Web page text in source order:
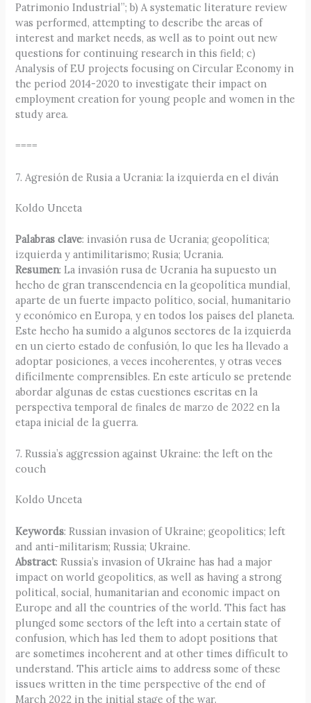
Patrimonio Industrial”; b) A systematic literature review
was performed, attempting to describe the areas of
interest and market needs, as well as to point out new
questions for continuing research in this field; c)
Analysis of EU projects focusing on Circular Economy in
the period 2014-2020 to investigate their impact on
employment creation for young people and women in the
study area.
====
7. Agresión de Rusia a Ucrania: la izquierda en el diván
Koldo Unceta
Palabras clave: invasión rusa de Ucrania; geopolítica;
izquierda y antimilitarismo; Rusia; Ucrania.
Resumen: La invasión rusa de Ucrania ha supuesto un
hecho de gran transcendencia en la geopolítica mundial,
aparte de un fuerte impacto político, social, humanitario
y económico en Europa, y en todos los países del planeta.
Este hecho ha sumido a algunos sectores de la izquierda
en un cierto estado de confusión, lo que les ha llevado a
adoptar posiciones, a veces incoherentes, y otras veces
difícilmente comprensibles. En este artículo se pretende
abordar algunas de estas cuestiones escritas en la
perspectiva temporal de finales de marzo de 2022 en la
etapa inicial de la guerra.
7. Russia’s aggression against Ukraine: the left on the
couch
Koldo Unceta
Keywords: Russian invasion of Ukraine; geopolitics; left
and anti-militarism; Russia; Ukraine.
Abstract: Russia’s invasion of Ukraine has had a major
impact on world geopolitics, as well as having a strong
political, social, humanitarian and economic impact on
Europe and all the countries of the world. This fact has
plunged some sectors of the left into a certain state of
confusion, which has led them to adopt positions that
are sometimes incoherent and at other times difficult to
understand. This article aims to address some of these
issues written in the time perspective of the end of
March 2022 in the initial stage of the war.